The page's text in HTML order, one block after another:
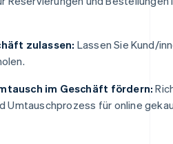
zulassen: Lassen Sie Kund/
im Geschäft fördern:
Umtauschprozess für online